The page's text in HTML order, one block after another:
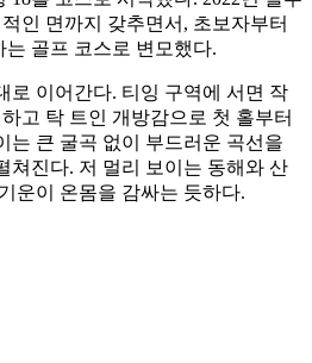
인 면까지 갖추면서, 초보자부터
골프 코스로 변모했다.
로 이어간다. 티잉 구역에 서면 작
고 탁 트인 개방감으로 첫 홀부터
는 큰 굴곡 없이 부드러운 곡선을
쳐진다. 저 멀리 보이는 동해와 산
운이 온몸을 감싸는 듯하다.